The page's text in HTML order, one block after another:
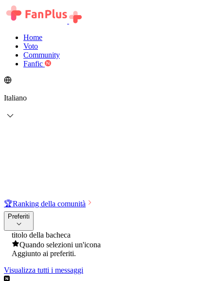
Home
Voto
Community
Fanfic
Italiano
🏆Ranking della comunità
Preferiti
titolo della bacheca
Quando selezioni un'icona
Aggiunto ai preferiti.
Visualizza tutti i messaggi